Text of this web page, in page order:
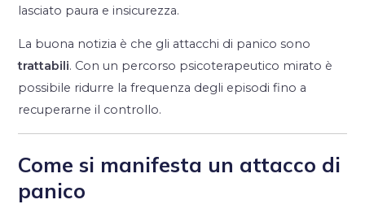
lasciato paura e insicurezza.
La buona notizia è che gli attacchi di panico sono
trattabili. Con un percorso psicoterapeutico mirato è
possibile ridurre la frequenza degli episodi fino a
recuperarne il controllo.
Come si manifesta un attacco di
panico